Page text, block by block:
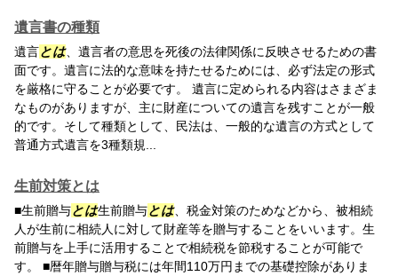
遺言書の種類
遺言とは、遺言者の意思を死後の法律関係に反映させるための書
面です。遺言に法的な意味を持たせるためには、必ず法定の形式
を厳格に守ることが必要です。 遺言に定められる内容はさまざま
なものがありますが、主に財産についての遺言を残すことが一般
的です。そして種類として、民法は、一般的な遺言の方式として
普通方式遺言を3種類規...
生前対策とは
■生前贈与とは生前贈与とは、税金対策のためなどから、被相続
人が生前に相続人に対して財産等を贈与することをいいます。生
前贈与を上手に活用することで相続税を節税することが可能で
す。 ■暦年贈与贈与税には年間110万円までの基礎控除がありま